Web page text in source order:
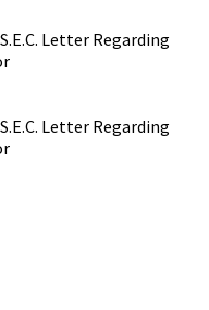
Letter Regarding
Letter Regarding